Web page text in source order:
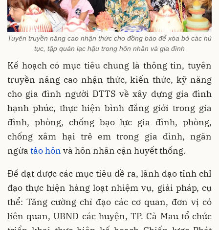
Tuyên truyền nâng cao nhận thức cho đồng bào để xóa bỏ các hủ
tục, tập quán lạc hậu trong hôn nhân và gia đình
Kế hoạch có mục tiêu chung là thông tin, tuyên
truyền nâng cao nhận thức, kiến thức, kỹ năng
cho gia đình người DTTS về xây dựng gia đình
hạnh phúc, thực hiện bình đẳng giới trong gia
đình, phòng, chống bạo lực gia đình, phòng,
chống xâm hại trẻ em trong gia đình, ngăn
ngừa tảo hôn và hôn nhân cận huyết thống.
Để đạt được các mục tiêu đề ra, lãnh đạo tỉnh chỉ
đạo thực hiện hàng loạt nhiệm vụ, giải pháp, cụ
thể: Tăng cường chỉ đạo các cơ quan, đơn vị có
liên quan, UBND các huyện, TP. Cà Mau tổ chức